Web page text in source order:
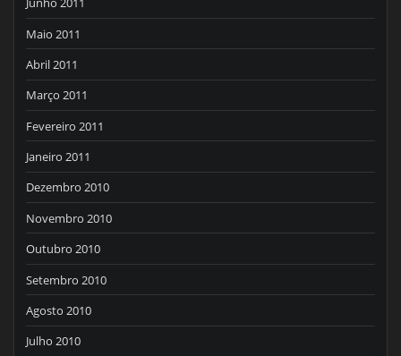
Maio 2011
Abril 2011
Março 2011
Fevereiro 2011
Janeiro 2011
Dezembro 2010
Novembro 2010
Outubro 2010
Setembro 2010
Agosto 2010
Julho 2010